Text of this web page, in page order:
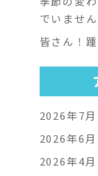
でいませ
皆さん！
2026年7月
2026年6月
2026年4月